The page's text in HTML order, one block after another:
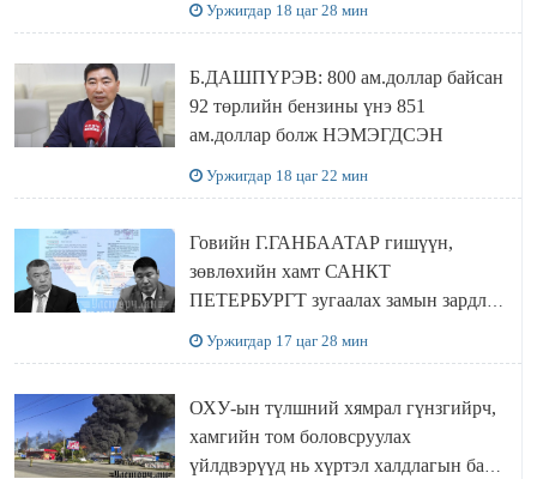
Уржигдар 18 цаг 28 мин
Б.ДАШПҮРЭВ: 800 ам.доллар байсан
92 төрлийн бензины үнэ 851
ам.доллар болж НЭМЭГДСЭН
Уржигдар 18 цаг 22 мин
Говийн Г.ГАНБААТАР гишүүн,
зөвлөхийн хамт САНКТ
ПЕТЕРБУРГТ зугаалах замын зардлаа
Уржигдар 17 цаг 28 мин
ОХУ-ын түлшний хямрал гүнзгийрч,
хамгийн том боловсруулах
үйлдвэрүүд нь хүртэл халдлагын бай